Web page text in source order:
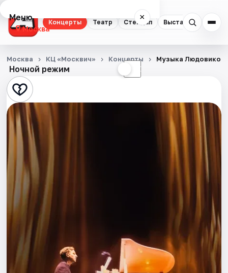
Концерты Театр Стендап Выставки
Меню ×
Москва
Концерты
Театр
Стендап
Выставки
Квесты
Экскурсии
Спорт
События
Города
Ночной режим ☾
Москва КЦ «Москвич» Концерты Музыка Людовико